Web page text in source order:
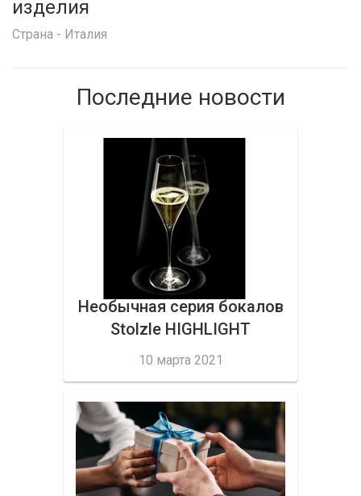
изделия
Страна - Италия
Последние новости
Необычная серия бокалов
Stolzle HIGHLIGHT
10 марта 2021